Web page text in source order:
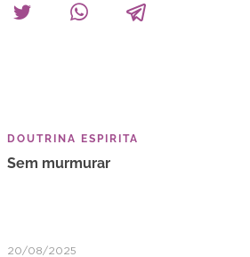
DOUTRINA ESPIRITA
Sem murmurar
20/08/2025